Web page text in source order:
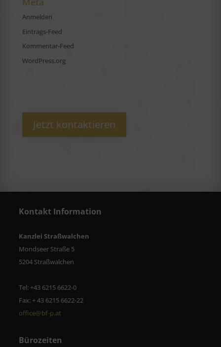
Anmelden
Eintrags-Feed
Kommentar-Feed
WordPress.org
Jetzt kontaktieren
Kontakt Information
Kanzlei Straßwalchen
Mondseer Straße 5
5204 Straßwalchen
Tel: +43 6215 6622-0
Fax: + 43 6215 6622-22
office@bf-p.at
Bürozeiten